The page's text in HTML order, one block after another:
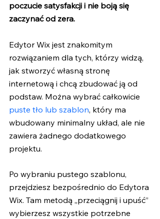
poczucie satysfakcji i nie boją się
zaczynać od zera.
Edytor Wix jest znakomitym
rozwiązaniem dla tych, którzy widzą,
jak stworzyć własną stronę
internetową i chcą zbudować ją od
podstaw. Można wybrać całkowicie
puste tło lub szablon, który ma
wbudowany minimalny układ, ale nie
zawiera żadnego dodatkowego
projektu.
Po wybraniu pustego szablonu,
przejdziesz bezpośrednio do Edytora
Wix. Tam metodą „przeciągnij i upuść”
wybierzesz wszystkie potrzebne